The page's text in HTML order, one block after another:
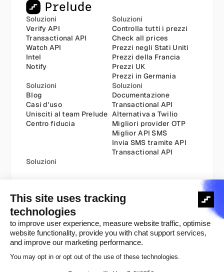
Soluzioni
Verify API
Transactional API
Watch API
Intel
Notify
Soluzioni
Controlla tutti i prezzi
Check all prices
Prezzi negli Stati Uniti
Prezzi della Francia
Prezzi UK
Prezzi in Germania
Soluzioni
Blog
Casi d'uso
Unisciti al team Prelude
Centro fiducia
Soluzioni
Documentazione
Transactional API
Alternativa a Twilio
Migliori provider OTP
Miglior API SMS
Invia SMS tramite API
Transactional API
Soluzioni
Copyright ©️ 2025
Informativa sui cookie
Termini e condizioni
Avviso legale